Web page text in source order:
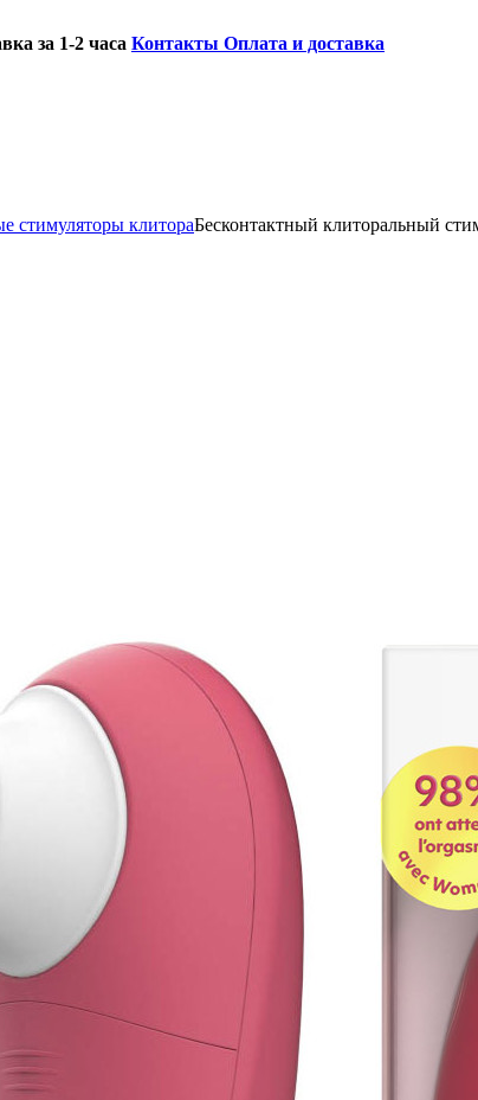
за 1-2 часа Контакты Оплата и доставка
стимуляторы клитораБесконтактный клиторальный